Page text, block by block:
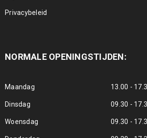
Privacybeleid
NORMALE OPENINGSTIJDEN:
Maandag 13.00 -
Dinsdag 09.30 -
Woensdag 09.30 -